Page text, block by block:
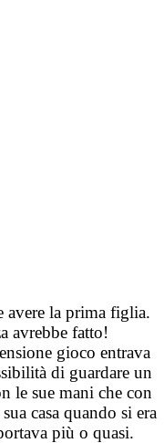
avere la prima figlia.
avrebbe fatto!
gioco entrava
di guardare un
le sue mani che con
casa quando si era
più o quasi.